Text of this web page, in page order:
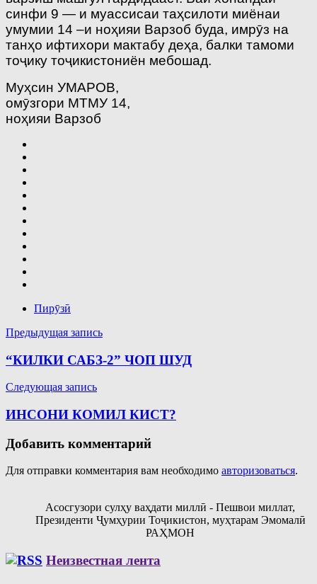
синфи 9 — и муассисаи таҳсилоти миёнаи
умумии 14 –и ноҳияи Варзоб буда, имрӯз на
танҳо ифтихори мактабу деҳа, балки тамоми
тоҷику тоҷикистониён мебошад.
Муҳсин УМАРОВ,
омӯзгори МТМУ 14,
ноҳияи Варзоб
Пирӯзӣ
Навигация
по
Предыдущая запись
“КИЛКИ САБЗ-2” ЧОП ШУД
Следующая запись
ИНСОНИ КОМИЛ КИСТ?
Добавить комментарий
Для отправки комментария вам необходимо авторизоваться.
Асосгузори сулҳу ваҳдати миллӣ - Пешвои миллат,
Президенти Ҷумҳурии Тоҷикистон, муҳтарам Эмомалӣ
РАҲМОН
Неизвестная лента